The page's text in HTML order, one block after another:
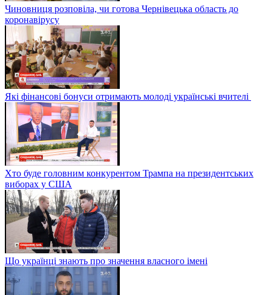
Чиновниця розповіла, чи готова Чернівецька область до
коронавірусу
Які фінансові бонуси отримають молоді українські вчителі
Хто буде головним конкурентом Трампа на президентських
виборах у США
Що українці знають про значення власного імені